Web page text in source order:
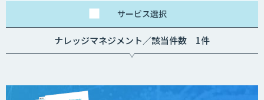
サービス選択
ナレッジマネジメント／該当件数 1件